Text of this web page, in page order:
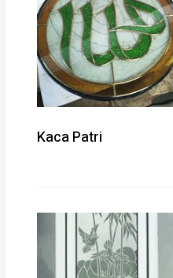
Kaca Patri